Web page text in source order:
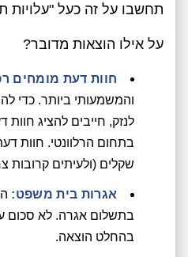
תחשבו על זה כעל "עלויות
על אילו הוצאות מדובר?
חוות דעת מומחים
והמשמעותי ביותר. כדי
לנזק, חייבים להציג
בתחום הרלוונטי. חוות
שקלים (ולעיתים קרובות
אגרות בית משפט:
בתשלום אגרה. לא סכום
בהחלט הוצאה.